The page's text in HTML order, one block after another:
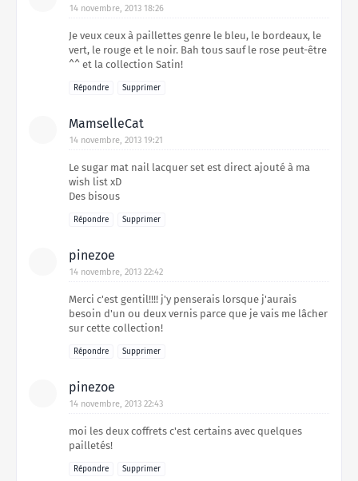
14 novembre, 2013 18:26
Je veux ceux à paillettes genre le bleu, le bordeaux, le
vert, le rouge et le noir. Bah tous sauf le rose peut-être
^^ et la collection Satin!
Répondre Supprimer
MamselleCat
14 novembre, 2013 19:21
Le sugar mat nail lacquer set est direct ajouté à ma
wish list xD
Des bisous
Répondre Supprimer
pinezoe
14 novembre, 2013 22:42
Merci c'est gentil!!!! j'y penserais lorsque j'aurais
besoin d'un ou deux vernis parce que je vais me lâcher
sur cette collection!
Répondre Supprimer
pinezoe
14 novembre, 2013 22:43
moi les deux coffrets c'est certains avec quelques
pailletés!
Répondre Supprimer